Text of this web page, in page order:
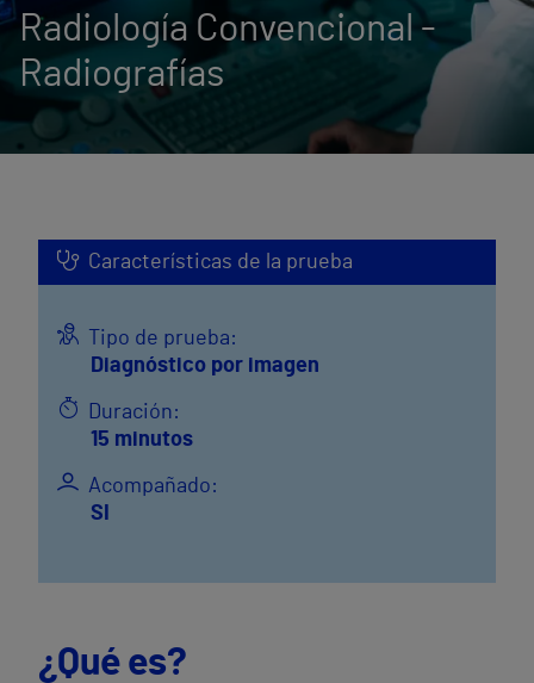
Radiología Convencional -
Radiografías
Características de la prueba
Tipo de prueba:
Diagnóstico por imagen
Duración:
15 minutos
Acompañado:
SI
¿Qué es?